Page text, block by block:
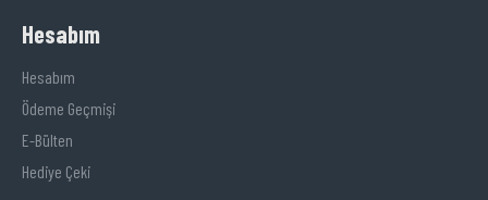
Hesabım
Hesabım
Ödeme Geçmişi
E-Bülten
Hediye Çeki